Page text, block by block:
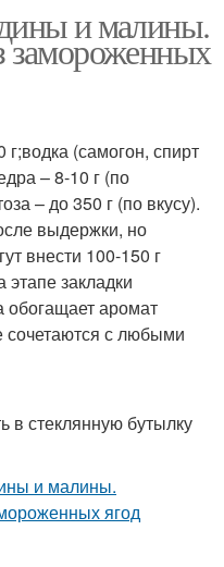
и малины.
замороженных
(самогон, спирт
– 8-10 г (по
– до 350 г (по вкусу).
выдержки, но
внести 100-150 г
закладки
обогащает аромат
сочетаются с любыми
в стеклянную бутылку